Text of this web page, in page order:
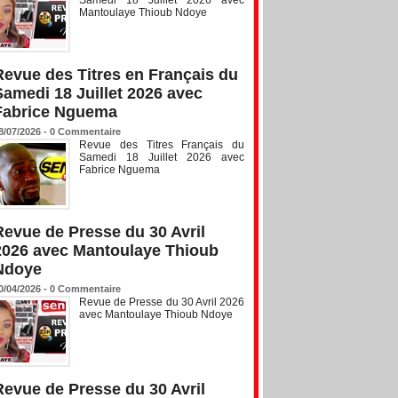
Mantoulaye Thioub Ndoye
des Titres en Français du
18 Juillet 2026 avec
Nguema
07/2026 - 0 Commentaire
Revue des Titres Français du
Samedi 18 Juillet 2026 avec
Fabrice Nguema
de Presse du 30 Avril
avec Mantoulaye Thioub
04/2026 - 0 Commentaire
Revue de Presse du 30 Avril 2026
avec Mantoulaye Thioub Ndoye
de Presse du 30 Avril